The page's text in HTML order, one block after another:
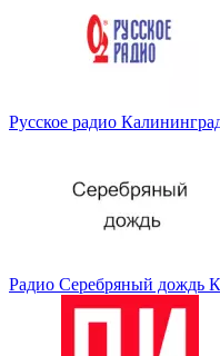
Русское радио
Радио Серебряный дождь